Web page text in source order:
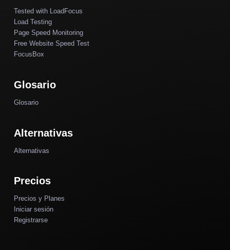
Tested with LoadFocus
Load Testing
Page Speed Monitoring
Free Website Speed Test
FocusBox
Glosario
Glosario
Alternativas
Alternativas
Precios
Precios y Planes
Iniciar sesión
Registrarse